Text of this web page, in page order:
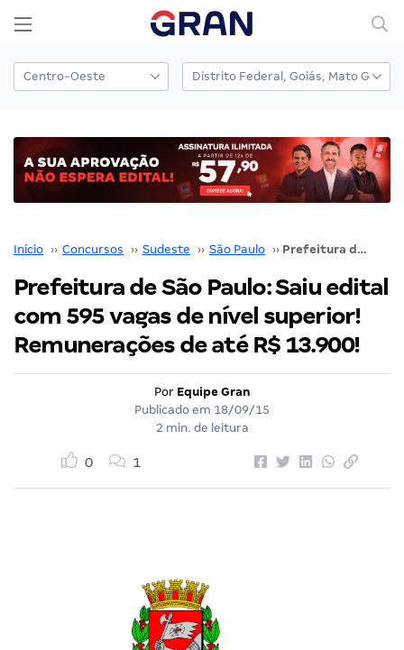
Início ›› Concursos ›› Sudeste ›› São Paulo ›› Prefeitura de São Paulo: Saiu edital com 595 vagas de nível superior! Remunerações de até R$ 13.900!
Prefeitura de São Paulo: Saiu edital
com 595 vagas de nível superior!
Remunerações de até R$ 13.900!
Por Equipe Gran
Publicado em 18/09/15
2 min. de leitura
0 1